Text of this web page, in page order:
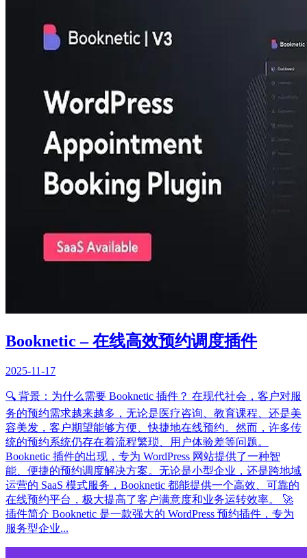
Booknetic – 在线高效预约调度插件
2025-11-17
🔍 背景：为什么需要 Booknetic 插件？ 在现代社会，客户对服
务的预约需求越来越多，无论是医疗咨询、教育课程、还是美
容美发，客户期望能够方便、快捷地在线预约。然而，许多传
统的预约系统仍存在着流程繁琐、用户体验差等问题。
Booknetic 插件的出现，专为 WordPress 网站提供了一种智
能、便捷的预约调度解决方案。无论是小型企业，还是跨地域
运营的 SaaS 模式服务，Booknetic 都能提供一个高效、可靠的
在线预约平台，极大提高了客户满意度和业务运转效率。 🚀
插件简介 Booknetic 是一款强大的 WordPress 预约插件，专为
服务型企业...